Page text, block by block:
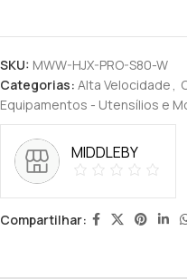
SKU: MWW-HJX-PRO-S80-W
Categorias: Alta Velocidade ,
Equipamentos - Utensílios e
MIDDLEBY
Compartilhar: